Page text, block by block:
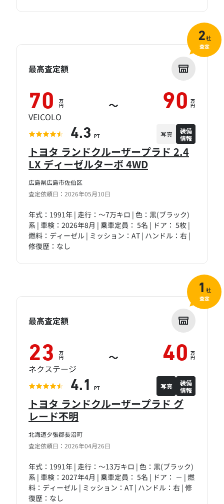
広島県広島市佐伯区
査定依頼日：2026年05月10日
トヨタ ランドクルーザープラド 2.4
LX ディーゼルターボ 4WD
年式：1991年 | 走行：～7万キロ | 色：黒(ブラック)
系 | 車検：2026年8月 | 乗車定員： 5名 | ドア： 5枚 |
燃料：ディーゼル | ミッション：AT | ハンドル：右 |
修復歴：なし
最高査定額
70 万
円 ～ 90 万
円
VEICOLO
4.3 PT 写真
装備
情報
2社
査定
北海道夕張郡長沼町
査定依頼日：2026年04月26日
トヨタ ランドクルーザープラド グ
レード不明
年式：1991年 | 走行：～13万キロ | 色：黒(ブラック)
系 | 車検：2027年4月 | 乗車定員： 5名 | ドア： － | 燃
料：ディーゼル | ミッション：AT | ハンドル：右 | 修
復歴：なし
最高査定額
23 万
円 ～ 40 万
円
ネクステージ
4.1 PT 写真
装備
情報
1 社
査定